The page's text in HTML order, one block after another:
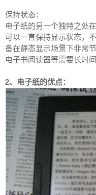
保持状态：
电子纸的另一个独特之处
可以一直保持显示状态，
备在静态显示场景下非常
电子书阅读器等需要长时
2、电子纸的优点：